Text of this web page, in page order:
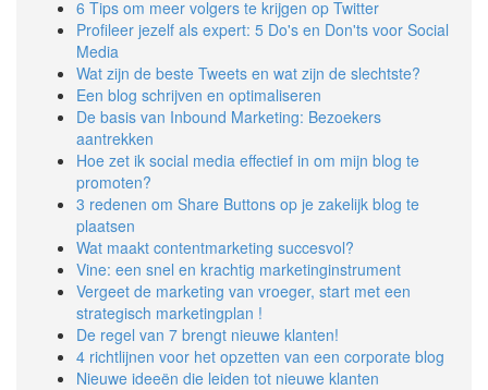
6 Tips om meer volgers te krijgen op Twitter
Profileer jezelf als expert: 5 Do's en Don'ts voor Social
Media
Wat zijn de beste Tweets en wat zijn de slechtste?
Een blog schrijven en optimaliseren
De basis van Inbound Marketing: Bezoekers
aantrekken
Hoe zet ik social media effectief in om mijn blog te
promoten?
3 redenen om Share Buttons op je zakelijk blog te
plaatsen
Wat maakt contentmarketing succesvol?
Vine: een snel en krachtig marketinginstrument
Vergeet de marketing van vroeger, start met een
strategisch marketingplan !
De regel van 7 brengt nieuwe klanten!
4 richtlijnen voor het opzetten van een corporate blog
Nieuwe ideeën die leiden tot nieuwe klanten